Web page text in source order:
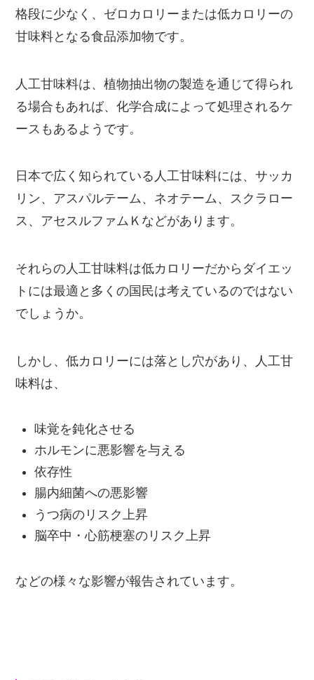
格段に少なく、ゼロカロリーまたは低カロリーの
甘味料となる食品添加物です。
人工甘味料は、植物抽出物の製造を通じて得られ
る場合もあれば、化学合成によって処理されるケ
ースもあるようです。
日本で広く知られている人工甘味料には、サッカ
リン、アスパルテーム、ネオテーム、スクラロー
ス、アセスルファムＫなどがあります。
それらの人工甘味料は低カロリーだからダイエッ
トには最適と多くの国民は考えているのではない
でしょうか。
しかし、低カロリーには落とし穴があり、人工甘
味料は、
味覚を鈍化させる
ホルモンに悪影響を与える
依存性
腸内細菌への悪影響
うつ病のリスク上昇
脳卒中・心筋梗塞のリスク上昇
などの様々な影響が報告されています。